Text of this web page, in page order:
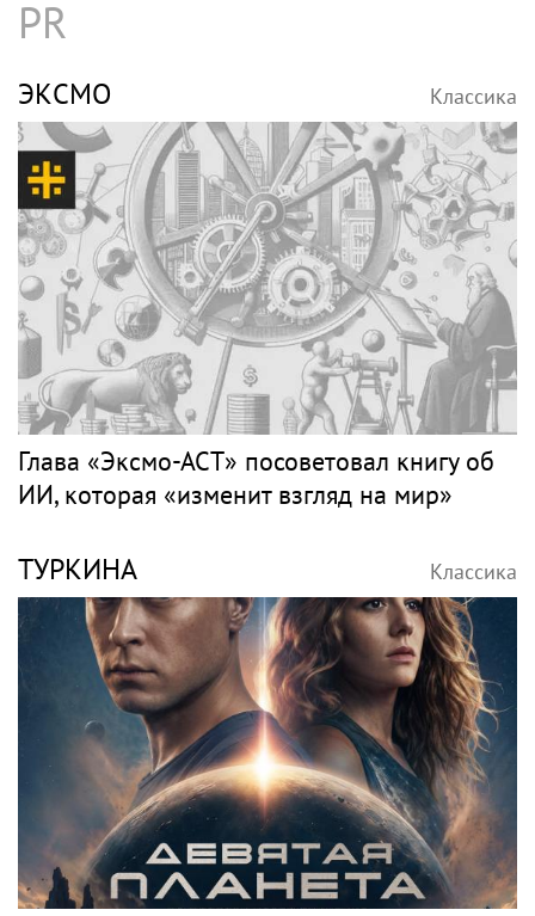
PR
ЭКСМО Классика
Глава «Эксмо-АСТ» посоветовал книгу об
ИИ, которая «изменит взгляд на мир»
ТУРКИНА Классика